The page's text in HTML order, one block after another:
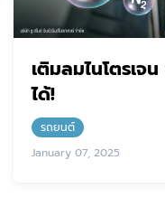
เติมลมไนโตรเจ
ได้!
รถยนต์
January 07, 2025